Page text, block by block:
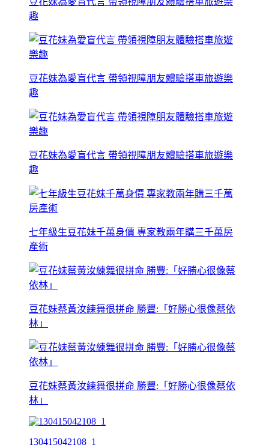
趣
豆花妹為愛盲代言 帶領視障朋友體驗搭車旅遊樂
趣
豆花妹為愛盲代言 帶領視障朋友體驗搭車旅遊樂
趣
七年級生豆花妹千萬身價 專家教兩年購三千萬房
產術
豆花妹蔡黃汝練舞很拼命 勝豐:「好勝心很像蔡依
林」
豆花妹蔡黃汝練舞很拼命 勝豐:「好勝心很像蔡依
林」
130415042108_1